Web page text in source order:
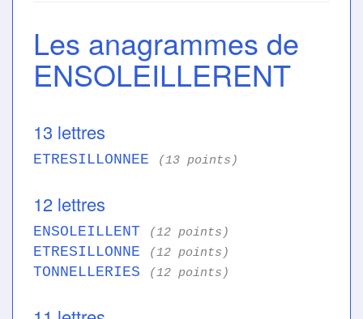
Les anagrammes de
ENSOLEILLERENT
13 lettres
ETRESILLONNEE (13 points)
12 lettres
ENSOLEILLENT (12 points)
ETRESILLONNE (12 points)
TONNELLERIES (12 points)